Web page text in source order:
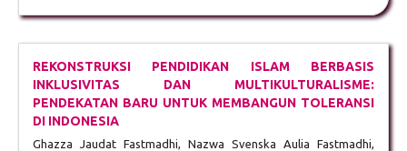
REKONSTRUKSI PENDIDIKAN ISLAM BERBASIS
INKLUSIVITAS DAN MULTIKULTURALISME:
PENDEKATAN BARU UNTUK MEMBANGUN TOLERANSI
DI INDONESIA
Ghazza Jaudat Fastmadhi, Nazwa Svenska Aulia Fastmadhi,